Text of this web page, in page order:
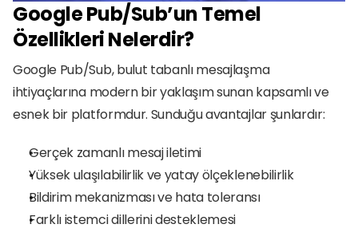
Google Pub/Sub’un Temel
Özellikleri Nelerdir?
Google Pub/Sub, bulut tabanlı mesajlaşma
ihtiyaçlarına modern bir yaklaşım sunan kapsamlı ve
esnek bir platformdur. Sunduğu avantajlar şunlardır:
Gerçek zamanlı mesaj iletimi
Yüksek ulaşılabilirlik ve yatay ölçeklenebilirlik
Bildirim mekanizması ve hata toleransı
Farklı istemci dillerini desteklemesi